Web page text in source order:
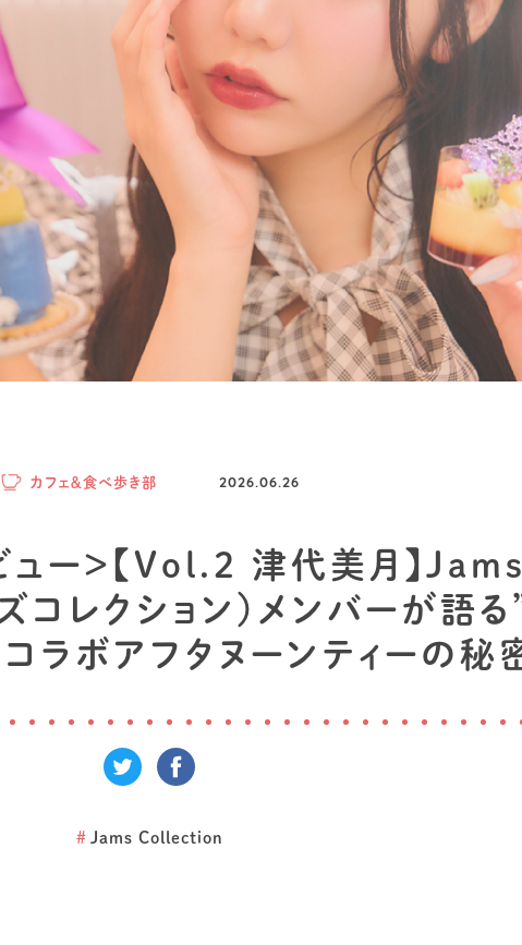
カフェ＆食べ歩き部 2026.06.26
ュー＞【Vol.2 津代美月】Jams
レクション）メンバーが語る
ラボアフタヌーンティーの秘
# Jams Collection